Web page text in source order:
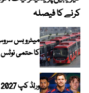
کرنے کا فیصلہ
کا حتمی نوٹس